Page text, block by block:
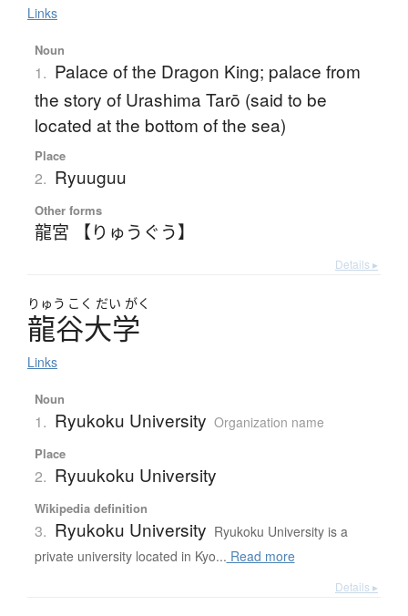
Links
Noun
1. Palace of the Dragon King; palace from
the story of Urashima Tarō (said to be
located at the bottom of the sea)
Place
2. Ryuuguu
Other forms
龍宮 【りゅうぐう】
Details ▸
りゅう こく だい がく
龍谷大学
Links
Noun
1. Ryukoku University Organization name
Place
2. Ryuukoku University
Wikipedia definition
3. Ryukoku University Ryukoku University is a
private university located in Kyo... Read more
Details ▸